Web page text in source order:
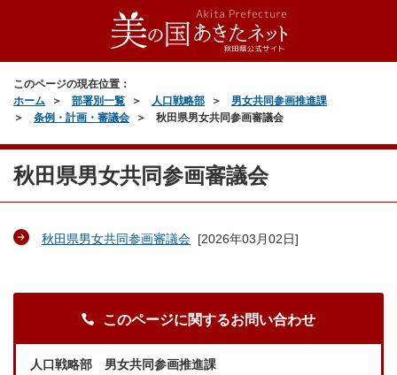
このページの現在位置：
ホーム
部署別一覧 人口戦略部
男女共同参画推進課
条例・計画・審議会
秋田県男女共同参画審議会
秋田県男女共同参画審議会
秋田県男女共同参画審議会 [2026年03月02日]
このページに関するお問い合わせ
人口戦略部 男女共同参画推進課